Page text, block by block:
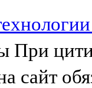
При
сайт